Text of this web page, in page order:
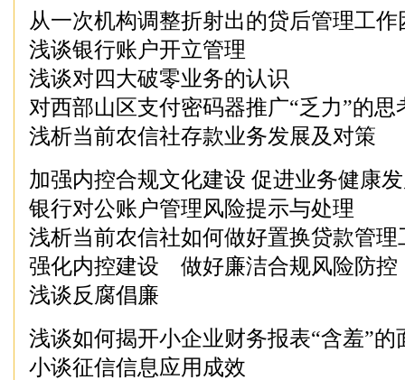
从一次机构调整折射出的贷后管理工作
浅谈银行账户开立管理
浅谈对四大破零业务的认识
对西部山区支付密码器推广“乏力”的思
浅析当前农信社存款业务发展及对策
加强内控合规文化建设 促进业务健康
银行对公账户管理风险提示与处理
浅析当前农信社如何做好置换贷款管理
强化内控建设 做好廉洁合规风险防控
浅谈反腐倡廉
浅谈如何揭开小企业财务报表“含羞”的
小谈征信信息应用成效